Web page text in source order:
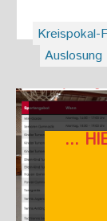
Kreispokal-
...